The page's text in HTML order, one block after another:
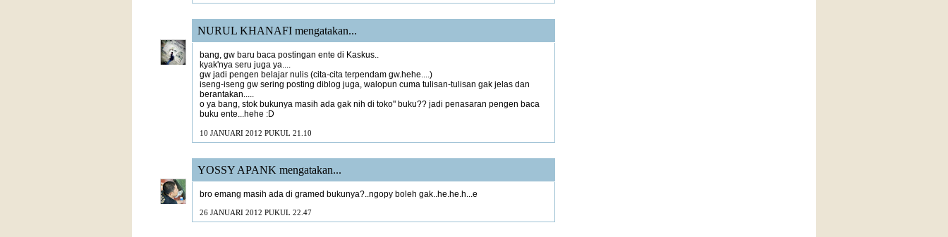
NURUL KHANAFI mengatakan...
bang, gw baru baca postingan ente di Kaskus..
kyak'nya seru juga ya....
gw jadi pengen belajar nulis (cita-cita terpendam gw.hehe....)
iseng-iseng gw sering posting diblog juga, walopun cuma tulisan-tulisan gak jelas dan
berantakan.....
o ya bang, stok bukunya masih ada gak nih di toko" buku?? jadi penasaran pengen baca
buku ente...hehe :D
10 JANUARI 2012 PUKUL 21.10
YOSSY APANK mengatakan...
bro emang masih ada di gramed bukunya?..ngopy boleh gak..he.he.h...e
26 JANUARI 2012 PUKUL 22.47